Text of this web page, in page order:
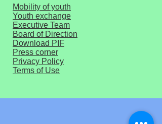
Mobility of youth
Youth exchange
Executive Team
Board of Direction
Download PIF
Press corner
Privacy Policy
Terms of Use